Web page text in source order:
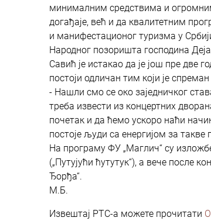
минималним средствима и
догађаје, већ и да квалитетним
и манифестационог туризма у
Народног позоришта господина
Савић је истакао да је још пре две
постоји одличан тим који је
- Нашли смо се око заједничког
треба извести из концертних
почетак и да ћемо ускоро наћи
постоје људи са енергијом за такве
На програму ФУ „Маглич“ су
(„Путујући ћутутук“), а вече после
Ђорђа“.
М.Б.
Извештај РТС-а можете прочитати